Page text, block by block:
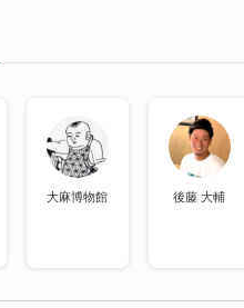
大麻博物館 後藤 大輔